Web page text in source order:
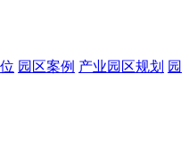
园区案例 产业园区规划 园